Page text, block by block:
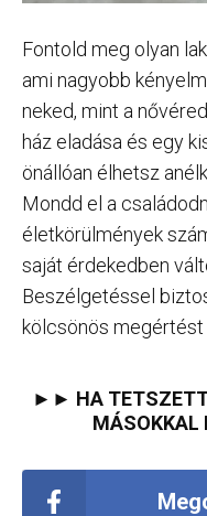
Fontold meg olyan
ami nagyobb
neked, mint a
ház eladása és egy
önállóan élhetsz
Mondd el a
életkörülmények
saját érdekedben
Beszélgetéssel
kölcsönös megértést
►► HA TETSZETT
MÁSOKKAL